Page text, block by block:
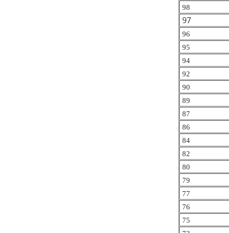
98
97
96
95
94
92
90
89
87
86
84
82
80
79
77
76
75